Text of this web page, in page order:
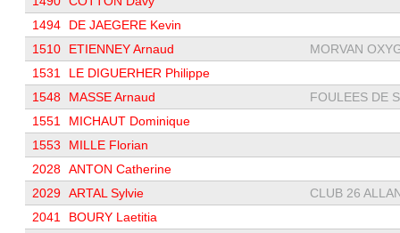
1494
DE JAEGERE Kevin
1510
ETIENNEY Arnaud
MORVAN
1531
LE DIGUERHER Philippe
1548
MASSE Arnaud
FOULEES DE
1551
MICHAUT Dominique
1553
MILLE Florian
2028 ANTON Catherine
2029 ARTAL Sylvie
CLUB 26
2041
BOURY Laetitia